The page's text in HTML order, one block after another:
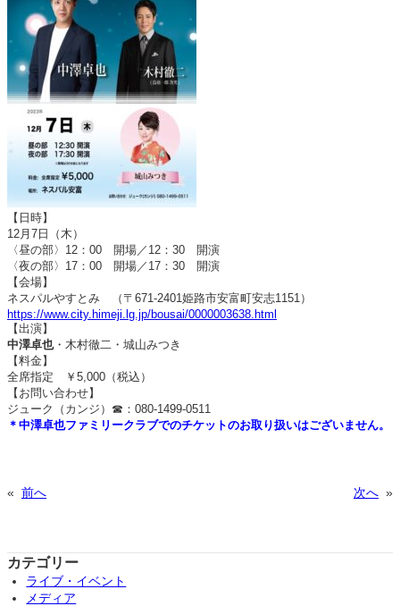
【日時】
12月7日（木）
〈昼の部〉12：00 開場／12：30 開演
〈夜の部〉17：00 開場／17：30 開演
【会場】
ネスパルやすとみ （〒671-2401姫路市安富町安志1151）
https://www.city.himeji.lg.jp/bousai/0000003638.html
【出演】
中澤卓也・木村徹二・城山みつき
【料金】
全席指定 ￥5,000（税込）
【お問い合わせ】
ジューク（カンジ）☎：080-1499-0511
＊中澤卓也ファミリークラブでのチケットのお取り扱いはございません。
« 前へ 次へ »
カテゴリー
ライブ・イベント
メディア